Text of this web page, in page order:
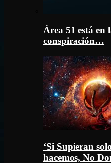
Área 51 está en
conspiración…
‘Si Supieran
hacemos, No